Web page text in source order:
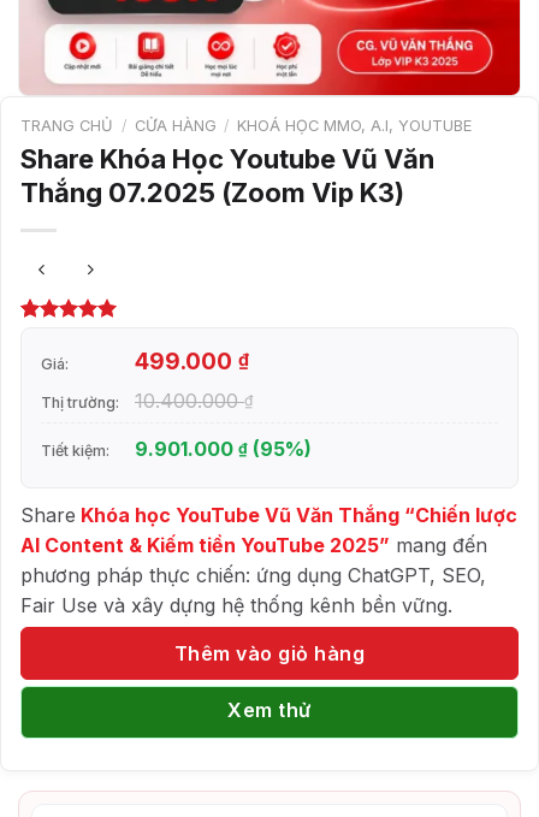
TRANG CHỦ / CỬA HÀNG / KHOÁ HỌC MMO, A.I, YOUTUBE
Share Khóa Học Youtube Vũ Văn
Thắng 07.2025 (Zoom Vip K3)
dựa trên
đánh giá
Giá: 499.000 ₫
Thị trường: 10.400.000₫
Tiết kiệm: 9.901.000 ₫ (95%)
Share Khóa học YouTube Vũ Văn Thắng “Chiến lược
AI Content & Kiếm tiền YouTube 2025” mang đến
phương pháp thực chiến: ứng dụng ChatGPT, SEO,
Fair Use và xây dựng hệ thống kênh bền vững.
Thêm vào giỏ hàng
Xem thử